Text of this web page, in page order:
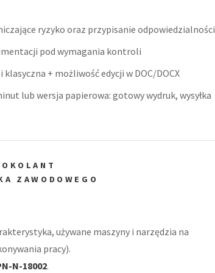
ryzyko oraz przypisanie odpowiedzialności
pod wymagania kontroli
+ możliwość edycji w DOC/DOCX
lub wersja papierowa: gotowy wydruk, wysyłka
ZAWODOWEGO
używane maszyny i narzędzia na
pracy).
N-18002.